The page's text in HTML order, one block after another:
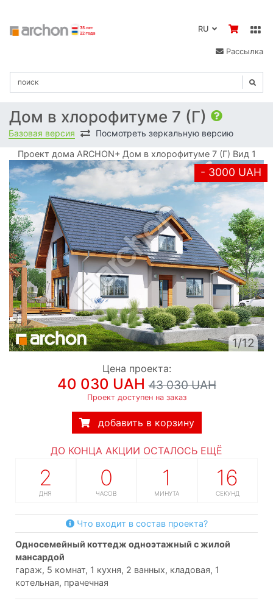
Рассылка
Дом в хлорофитуме 7 (Г)
Базовая версия Посмотреть зеркальную версию
Проект дома ARCHON+ Дом в хлорофитуме 7 (Г) Вид 1
- 3000 UAH
1/12
Цена проекта:
40 030 UAH43 030 UAH
Проект доступен на заказ
добавить в корзину
ДО КОНЦА АКЦИИ ОСТАЛОСЬ ЕЩЁ
2
ДНЯ
0
ЧАСОВ
1
МИНУТА
15
СЕКУНД
Что входит в состав проекта?
односемейный коттедж одноэтажный с жилой
мансардой
гараж, 5 комнат, 1 кухня, 2 ванных, кладовая, 1
котельная, прачечная